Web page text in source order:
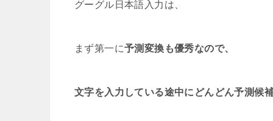
グーグル日本語入力は、
まず第一に予測変換も優秀なので、
文字を入力している途中にどんどん予測候